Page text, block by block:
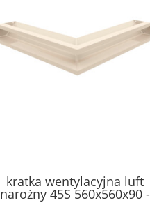
kratka wentylacyjna luft
narożny 45S 560x560x90 -
kolor kremowy